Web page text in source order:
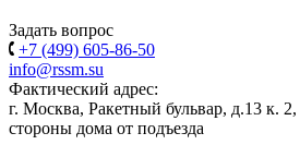
Задать вопрос
+7 (499) 605-86-50
info@rssm.su
Фактический адрес:
г. Москва, Ракетный бульвар, д.13 к.
стороны дома от подъезда